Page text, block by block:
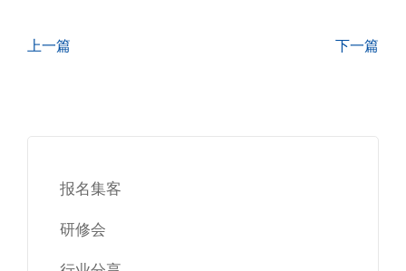
上一篇 下一篇
报名集客
研修会